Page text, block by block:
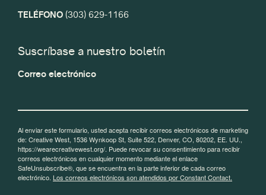
TELÉFONO (303) 629-1166
Suscríbase a nuestro boletín
Correo electrónico
Al enviar este formulario, usted acepta recibir correos electrónicos de marketing
de: Creative West, 1536 Wynkoop St, Suite 522, Denver, CO, 80202, EE. UU.,
https://wearecreativewest.org/. Puede revocar su consentimiento para recibir
correos electrónicos en cualquier momento mediante el enlace
SafeUnsubscribe®, que se encuentra en la parte inferior de cada correo
electrónico. Los correos electrónicos son atendidos por Constant Contact.